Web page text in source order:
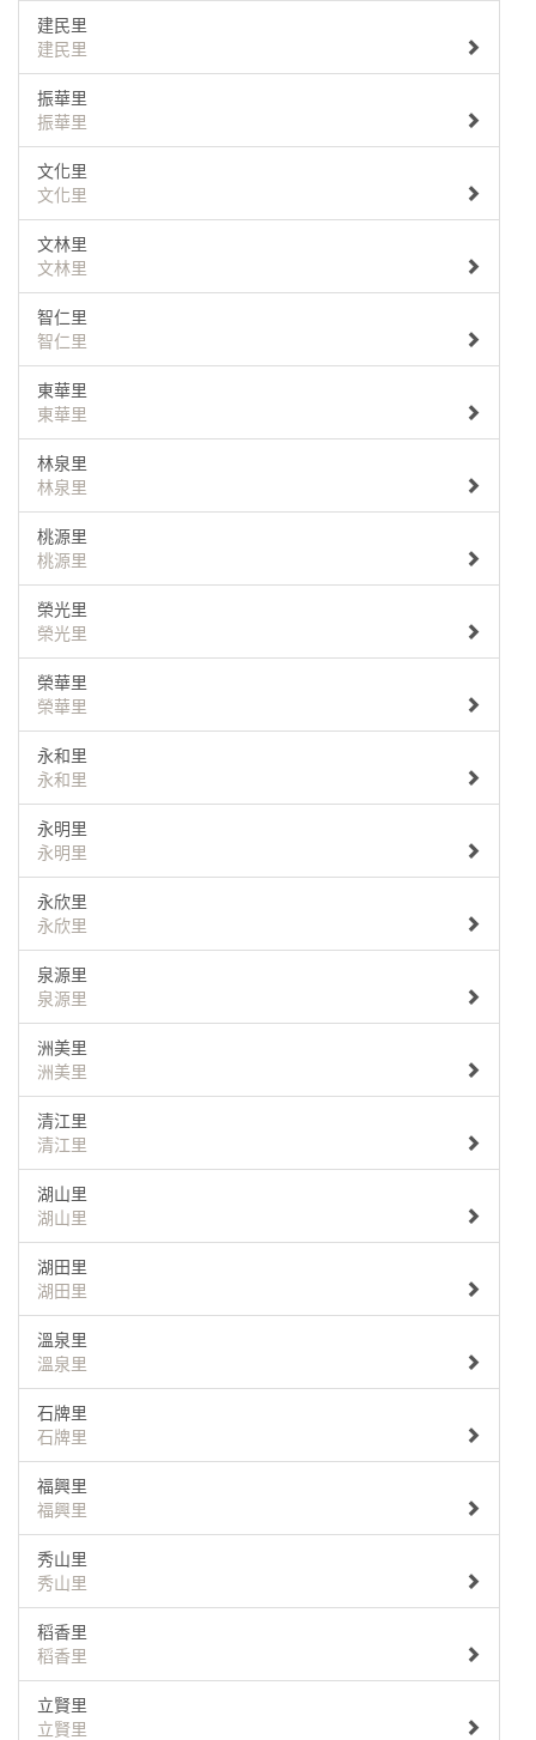
建民里
建民里
振華里
振華里
文化里
文化里
文林里
文林里
智仁里
智仁里
東華里
東華里
林泉里
林泉里
桃源里
桃源里
榮光里
榮光里
榮華里
榮華里
永和里
永和里
永明里
永明里
永欣里
永欣里
泉源里
泉源里
洲美里
洲美里
清江里
清江里
湖山里
湖山里
湖田里
湖田里
溫泉里
溫泉里
石牌里
石牌里
福興里
福興里
秀山里
秀山里
稻香里
稻香里
立賢里
立賢里